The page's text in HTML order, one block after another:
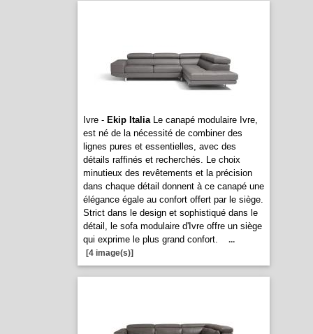
Ivre - Ekip ItaliaLe canapé modulaire Ivre,
est né de la nécessité de combiner des
lignes pures et essentielles, avec des
détails raffinés et recherchés. Le choix
minutieux des revêtements et la précision
dans chaque détail donnent à ce canapé une
élégance égale au confort offert par le siège.
Strict dans le design et sophistiqué dans le
détail, le sofa modulaire d'Ivre offre un siège
qui exprime le plus grand confort.
...
[4 image(s)]